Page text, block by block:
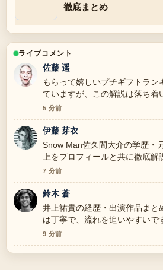
徹底まとめ
ライブコメント
佐藤 遥
もらって嬉しいプチギフトラン
ていますが、この解説は落ち着
5 分前
伊藤 芽衣
Snow Man佐久間大介の学歴・
上をプロフィールと共に徹底解
景説明が助かります。ライブ更
7 分前
鈴木 蒼
井上祐貴の経歴・出演作品まと
は丁寧で、流れを追いやすいで
9 分前